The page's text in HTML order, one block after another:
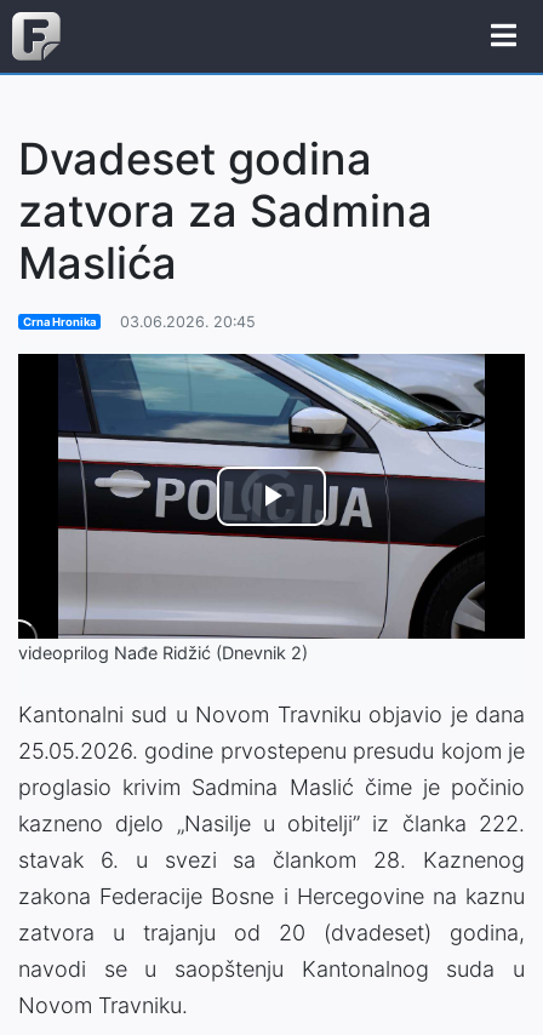
Dvadeset godina
zatvora za Sadmina
Maslića
Crna Hronika 03.06.2026. 20:45
Video
Player
is
loading.
Play
videoprilog Nađe Ridžić (Dnevnik 2)
Kantonalni sud u Novom Travniku objavio je dana
25.05.2026. godine prvostepenu presudu kojom je
proglasio krivim Sadmina Maslić čime je počinio
kazneno djelo „Nasilje u obitelji” iz članka 222.
stavak 6. u svezi sa člankom 28. Kaznenog
zakona Federacije Bosne i Hercegovine na kaznu
zatvora u trajanju od 20 (dvadeset) godina,
navodi se u saopštenju Kantonalnog suda u
Novom Travniku.